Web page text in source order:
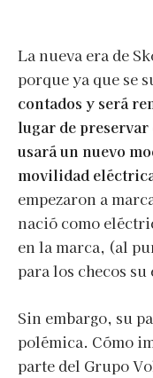
La nueva era de
porque ya que se
contados y será
lugar de
usará un nuevo
movilidad
empezaron a
nació como
en la marca, (al
para los checos
Sin embargo, su
polémica. Cómo
parte del Grupo